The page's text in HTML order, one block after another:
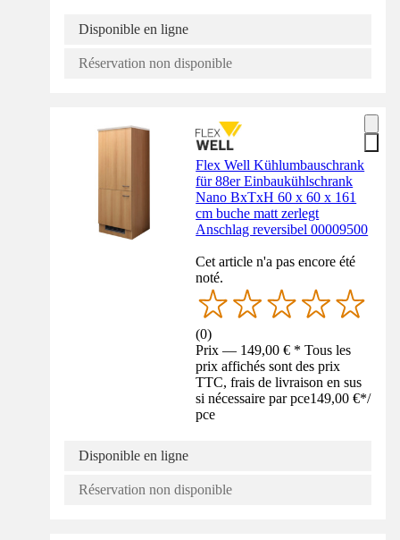
Disponible en ligne
Réservation non disponible
Flex Well Kühlumbauschrank
für 88er Einbaukühlschrank
Nano BxTxH 60 x 60 x 161
cm buche matt zerlegt
Anschlag reversibel 00009500
Cet article n'a pas encore été
noté.
(0)
Prix — 149,00 € * Tous les
prix affichés sont des prix
TTC, frais de livraison en sus
si nécessaire par pce149,00 €*/
pce
Disponible en ligne
Réservation non disponible